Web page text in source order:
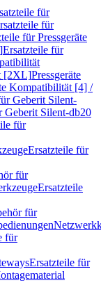
für
für
für Pressgeräte
Ersatzteile für
[2XL]Pressgeräte
Kompatibilität [4] /
Geberit Silent-
Geberit Silent-db20
für
Ersatzteile für
für
Ersatzteile
für
für
Ersatzteile für